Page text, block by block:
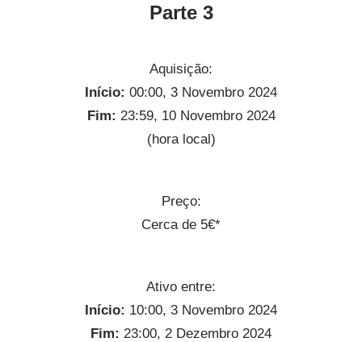
Parte 3
Aquisição:
Início: 00:00, 3 Novembro 2024
Fim: 23:59, 10 Novembro 2024
(hora local)
Preço:
Cerca de 5€*
Ativo entre:
Início: 10:00, 3 Novembro 2024
Fim: 23:00, 2 Dezembro 2024